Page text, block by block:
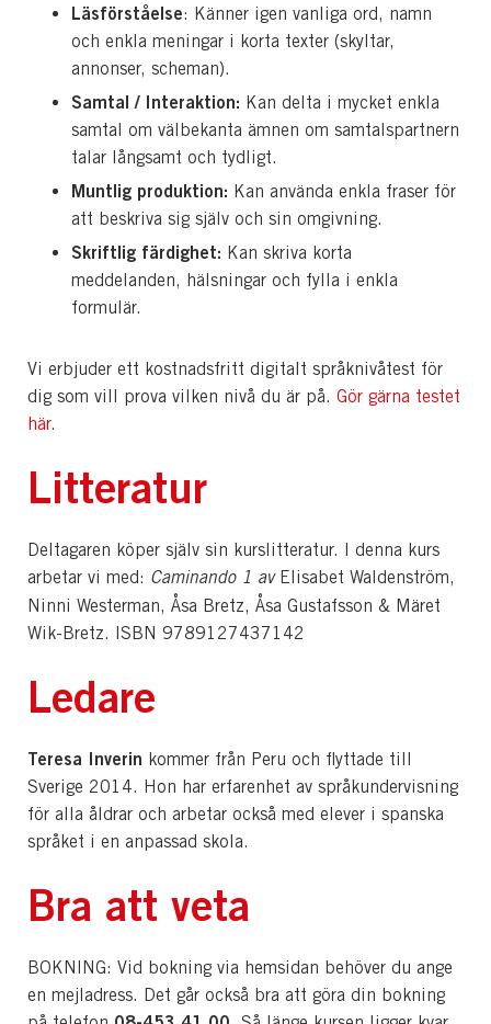
Läsförståelse: Känner igen vanliga ord, namn
och enkla meningar i korta texter (skyltar,
annonser, scheman).
Samtal / Interaktion: Kan delta i mycket enkla
samtal om välbekanta ämnen om samtalspartnern
talar långsamt och tydligt.
Muntlig produktion: Kan använda enkla fraser för
att beskriva sig själv och sin omgivning.
Skriftlig färdighet: Kan skriva korta
meddelanden, hälsningar och fylla i enkla
formulär.
Vi erbjuder ett kostnadsfritt digitalt språknivåtest för
dig som vill prova vilken nivå du är på. Gör gärna testet
här.
Litteratur
Deltagaren köper själv sin kurslitteratur. I denna kurs
arbetar vi med: Caminando 1 av Elisabet Waldenström,
Ninni Westerman, Åsa Bretz, Åsa Gustafsson & Märet
Wik-Bretz. ISBN 9789127437142
Ledare
Teresa Inverin kommer från Peru och flyttade till
Sverige 2014. Hon har erfarenhet av språkundervisning
för alla åldrar och arbetar också med elever i spanska
språket i en anpassad skola.
Bra att veta
BOKNING: Vid bokning via hemsidan behöver du ange
en mejladress. Det går också bra att göra din bokning